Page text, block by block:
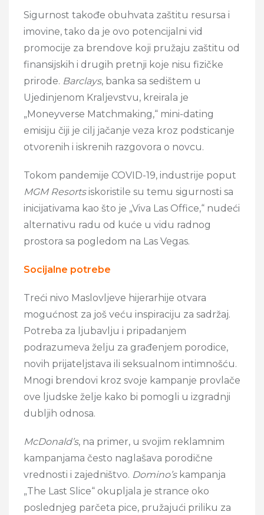
Sigurnost takođe obuhvata zaštitu resursa i
imovine, tako da je ovo potencijalni vid
promocije za brendove koji pružaju zaštitu od
finansijskih i drugih pretnji koje nisu fizičke
prirode. Barclays, banka sa sedištem u
Ujedinjenom Kraljevstvu, kreirala je
„Moneyverse Matchmaking,“ mini-dating
emisiju čiji je cilj jačanje veza kroz podsticanje
otvorenih i iskrenih razgovora o novcu.
Tokom pandemije COVID-19, industrije poput
MGM Resortsiskoristile su temu sigurnosti sa
inicijativama kao što je „Viva Las Office,“ nudeći
alternativu radu od kuće u vidu radnog
prostora sa pogledom na Las Vegas.
Socijalne potrebe
Treći nivo Maslovljeve hijerarhije otvara
mogućnost za još veću inspiraciju za sadržaj.
Potreba za ljubavlju i pripadanjem
podrazumeva želju za građenjem porodice,
novih prijateljstava ili seksualnom intimnošću.
Mnogi brendovi kroz svoje kampanje provlače
ove ljudske želje kako bi pomogli u izgradnji
dubljih odnosa.
McDonald’s, na primer, u svojim reklamnim
kampanjama često naglašava porodične
vrednosti i zajedništvo. Domino’skampanja
„The Last Slice“ okupljala je strance oko
poslednjeg parčeta pice, pružajući priliku za